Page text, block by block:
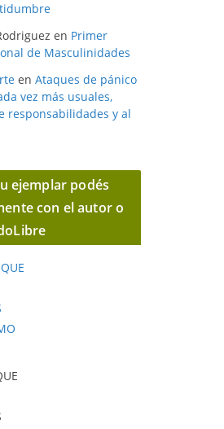
en Primer
de Masculinidades
en Ataques de pánico
vez más usuales,
responsabilidades y al
ejemplar podés
con el autor o